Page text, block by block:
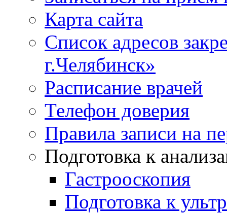
Карта сайта
Список адресов
г.Челябинск»
Расписание врачей
Телефон доверия
Правила записи на
Подготовка к
Гастрооскопия
Подготовка к